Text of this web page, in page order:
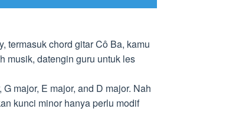
termasuk chord gitar Cô Ba, kamu
musik, datengin guru untuk les
major, E major, and D major. Nah
kunci minor hanya perlu modif